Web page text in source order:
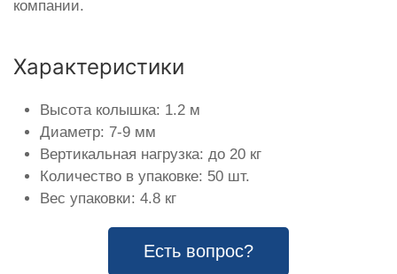
компании.
Характеристики
Высота колышка: 1.2 м
Диаметр: 7-9 мм
Вертикальная нагрузка: до 20 кг
Количество в упаковке: 50 шт.
Вес упаковки: 4.8 кг
Есть вопрос?